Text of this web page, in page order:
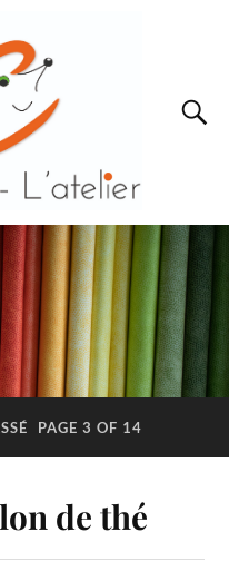
PAGE 3 OF 14
de thé